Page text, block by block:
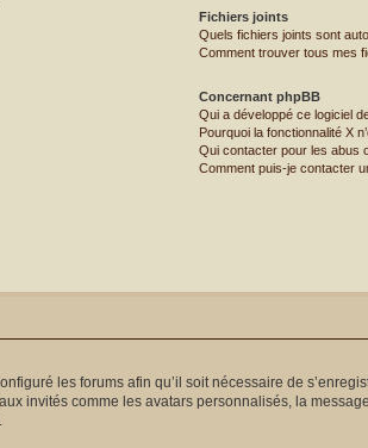
Fichiers joints
Quels fichiers joints sont
Comment trouver tous mes
Concernant phpBB
Qui a développé ce logiciel
Pourquoi la fonctionnalité X
Qui contacter pour les abus
Comment puis-je contacter
les forums afin qu’il soit nécessaire de
invités comme les avatars personnalisés, la